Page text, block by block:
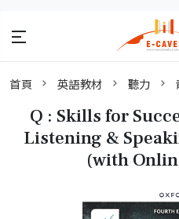
首頁 英語教材 聽力
Q : Skills for
Listening &
(with